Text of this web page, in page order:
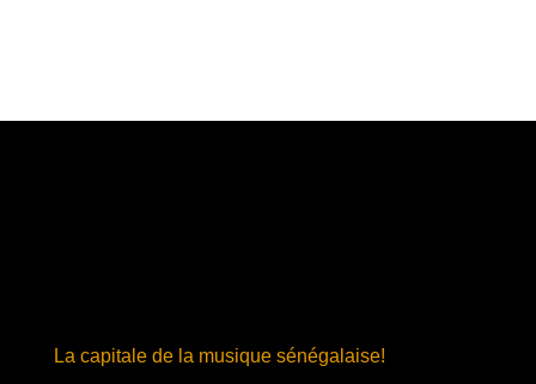
La capitale de la musique sénégalaise!